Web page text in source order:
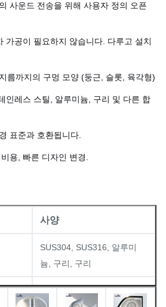
사운드 전송을 위해 사용자 정의 오픈
가공이 필요하지 않습니다. 다루고 설치
름까지의 구멍 모양 (둥근, 슬롯, 육각형)
인레스 스틸, 알루미늄, 구리 및 다른 합
표준과 호환됩니다.
용, 빠른 디자인 변경.
사양
SUS304, SUS316, 알루미
늄, 구리, 구리
00.02mm 1.5mm